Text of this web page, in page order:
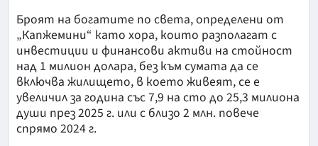
Броят на богатите по света, определени от
„Капжемини“ като хора, които разполагат с
инвестиции и финансови активи на стойност
над 1 милион долара, без към сумата да се
включва жилището, в което живеят, се е
увеличил за година със 7,9 на сто до 25,3 милиона
души през 2025 г. или с близо 2 млн. повече
спрямо 2024 г.